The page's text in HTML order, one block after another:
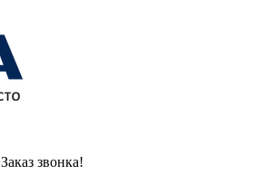
Заказ звонка!